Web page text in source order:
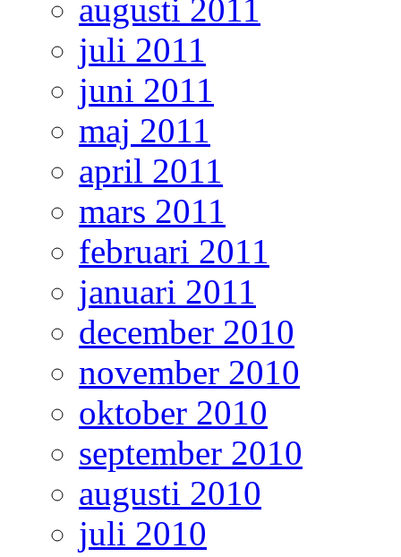
augusti 2011
juli 2011
juni 2011
maj 2011
april 2011
mars 2011
februari 2011
januari 2011
december 2010
november 2010
oktober 2010
september 2010
augusti 2010
juli 2010